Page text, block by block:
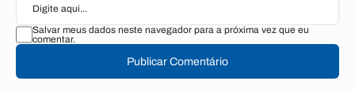
Salvar meus dados neste navegador para a próxima vez que eu
comentar.
Publicar Comentário